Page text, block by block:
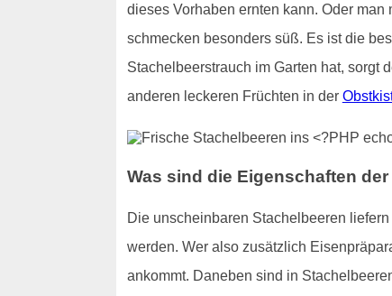
dieses Vorhaben ernten kann. Oder
schmecken besonders süß. Es ist die
Stachelbeerstrauch im Garten hat, sorgt
anderen leckeren Früchten in der
Was sind die Eigenschaften
Die unscheinbaren Stachelbeeren
werden. Wer also zusätzlich
ankommt. Daneben sind in